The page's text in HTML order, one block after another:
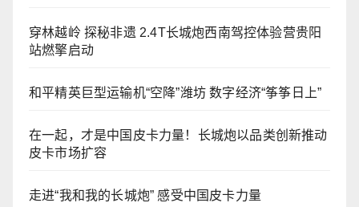
穿林越岭 探秘非遗 2.4T长城炮西南驾控体验营贵阳
站燃擎启动
和平精英巨型运输机“空降”潍坊 数字经济“筝筝日上”
在一起，才是中国皮卡力量！长城炮以品类创新推动
皮卡市场扩容
走进“我和我的长城炮” 感受中国皮卡力量